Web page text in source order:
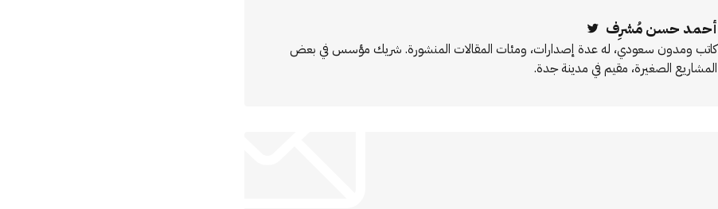
أحمد حسن مُشرِف
كاتب ومدون سعودي، له عدة إصدارات، ومئات المقالات المنشورة. شريك مؤسس في بعض
المشاريع الصغيرة، مقيم في مدينة جدة.